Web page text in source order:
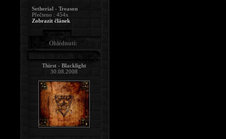
Setherial - Treason
Přečteno : 454x
Zobrazit článek
Ohlédnutí:
Thirst - Blacklight
30.08.2008